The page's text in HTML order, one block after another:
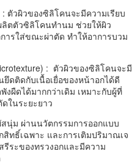
ตัวผิวของซิลิโคนจะมีความเรียบ
ลิตตัวซิลิโคนทำนม ช่วยให้ผิว
รใส่ขณะผ่าตัด ทำให้อาการบวม
: ตัวผิวของซิลิโคนจะมี
ดติดกับเนื้อเยื่อของหน้าอกได้ดี
งผืดได้มากกว่าเดิม เหมาะกับผู้ที่
ในระยะยาว
นุ่ม ผ่านนวัตกรรมการออกแบบ
ทธิ์เฉพาะ และการเติมปริมาณเจ
รีระของทรวงอกและมีความ